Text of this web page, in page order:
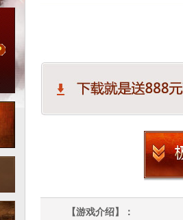
【游戏介绍】：